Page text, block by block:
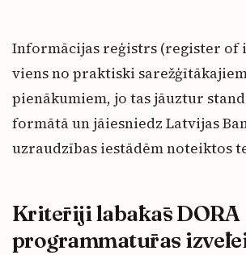
Informācijas reģistrs (register
viens no praktiski
pienākumiem, jo tas jāuztur
formātā un jāiesniedz Latvijas
uzraudzības iestādēm noteiktos
Kritēriji labākās DORA
programmatūras